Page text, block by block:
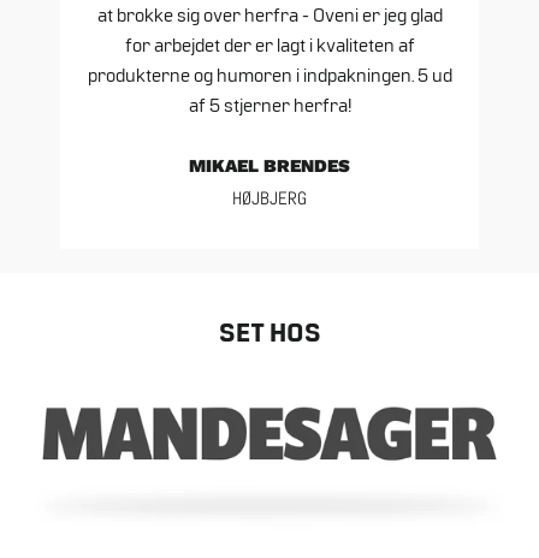
at brokke sig over herfra - Oveni er jeg glad
for arbejdet der er lagt i kvaliteten af
produkterne og humoren i indpakningen. 5 ud
af 5 stjerner herfra!
MIKAEL BRENDES
HØJBJERG
SET HOS